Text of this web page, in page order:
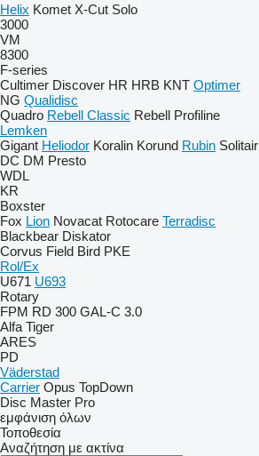
Helix Komet X-Cut Solo
3000
VM
8300
F-series
Cultimer Discover HR HRB KNT Optimer
NG Qualidisc
Quadro Rebell Classic Rebell Profiline
Lemken
Gigant Heliodor Koralin Korund Rubin Solitair
DC DM Presto
WDL
KR
Boxster
Fox Lion Novacat Rotocare Terradisc
Blackbear Diskator
Corvus Field Bird PKE
Rol/Ex
U671 U693
Rotary
FPM RD 300 GAL-C 3.0
Alfa Tiger
ARES
PD
Väderstad
Carrier Opus TopDown
Disc Master Pro
εμφάνιση όλων
Τοποθεσία
Αναζήτηση με ακτίνα